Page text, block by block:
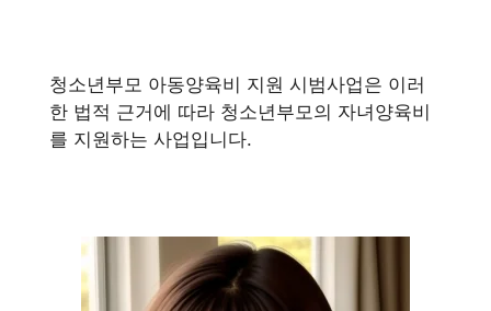
청소년부모 아동양육비 지원 시범사업은 이러
한 법적 근거에 따라 청소년부모의 자녀양육비
를 지원하는 사업입니다.